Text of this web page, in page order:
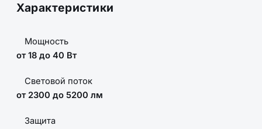
Характеристики
Мощность
от 18 до 40 Вт
Световой поток
от 2300 до 5200 лм
Защита